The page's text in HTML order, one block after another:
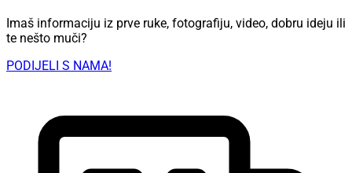
Imaš informaciju iz prve ruke, fotografiju, video, dobru ideju ili
te nešto muči?
PODIJELI S NAMA!